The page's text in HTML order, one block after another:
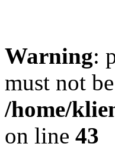
Warning:
must not
/home/
on line 43